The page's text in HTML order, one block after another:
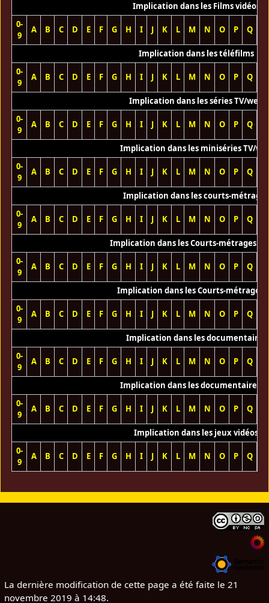
Implication dans les Films vidéos
0-
9
A B C D E F G H I J K L M N O P Q
Implication dans les téléfilms
0-
9
A B C D E F G H I J K L M N O P Q
Implication dans les séries TV/web
0-
9
A B C D E F G H I J K L M N O P Q
Implication dans les miniséries TV/
0-
9
A B C D E F G H I J K L M N O P Q
Implication dans les courts-métrages
0-
9
A B C D E F G H I J K L M N O P Q
Implication dans les Courts-métrages
0-
9
A B C D E F G H I J K L M N O P Q
Implication dans les Courts-métrages
0-
9
A B C D E F G H I J K L M N O P Q
Implication dans les documentaires
0-
9
A B C D E F G H I J K L M N O P Q
Implication dans les documentaires
0-
9
A B C D E F G H I J K L M N O P Q
Implication dans les jeux vidéos
0-
9
A B C D E F G H I J K L M N O P Q
La dernière modification de cette page a été faite le 21
novembre 2019 à 14:48.